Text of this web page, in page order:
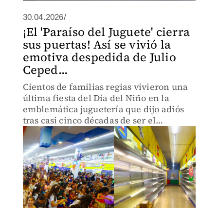
30.04.2026/
¡El 'Paraíso del Juguete' cierra
sus puertas! Así se vivió la
emotiva despedida de Julio
Ceped...
Cientos de familias regias vivieron una
última fiesta del Día del Niño en la
emblemática juguetería que dijo adiós
tras casi cinco décadas de ser el
referente del juguete en Nuevo León.